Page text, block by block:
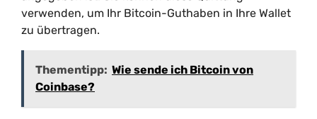
verwenden, um Ihr Bitcoin-Guthaben in Ihre Wallet
zu übertragen.
Thementipp: Wie sende ich Bitcoin von
Coinbase?